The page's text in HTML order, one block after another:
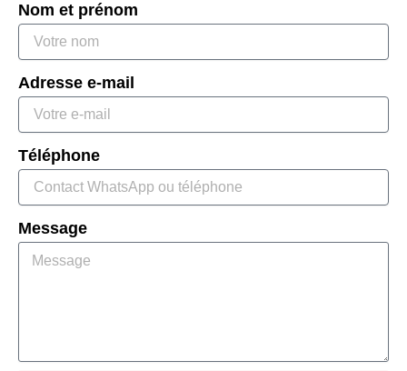
Nom et prénom
Adresse e-mail
Téléphone
Message